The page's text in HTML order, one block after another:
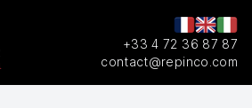
+33 4 72 36 87 87
contact@repinco.com